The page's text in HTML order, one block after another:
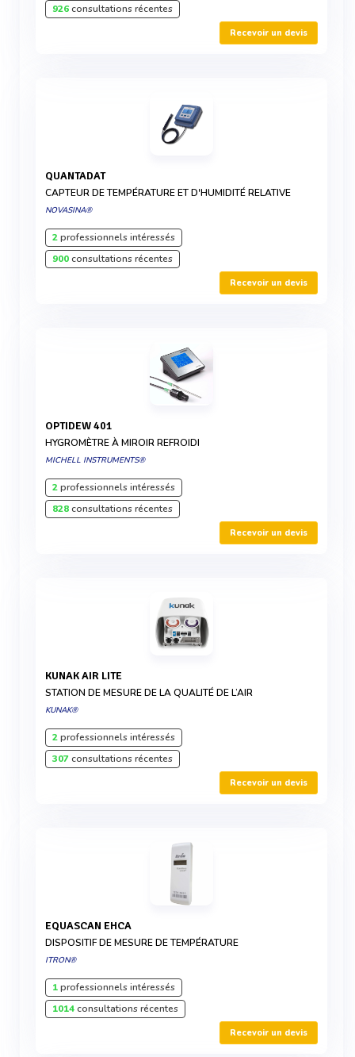
926consultations récentes
Recevoir un devis
QUANTADAT
CAPTEUR DE TEMPÉRATURE ET D'HUMIDITÉ RELATIVE
NOVASINA®
2professionnels intéressés
900consultations récentes
Recevoir un devis
OPTIDEW 401
HYGROMÈTRE À MIROIR REFROIDI
MICHELL INSTRUMENTS®
2professionnels intéressés
828consultations récentes
Recevoir un devis
KUNAK AIR LITE
STATION DE MESURE DE LA QUALITÉ DE L’AIR
KUNAK®
2professionnels intéressés
307consultations récentes
Recevoir un devis
EQUASCAN EHCA
DISPOSITIF DE MESURE DE TEMPÉRATURE
ITRON®
1professionnels intéressés
1014consultations récentes
Recevoir un devis